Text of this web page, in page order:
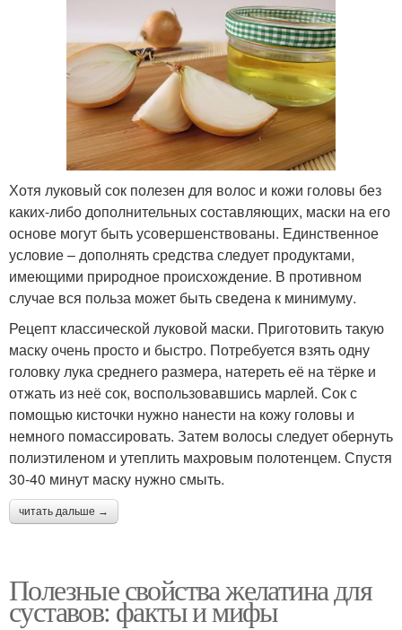
Хотя луковый сок полезен для волос и кожи головы без
каких-либо дополнительных составляющих, маски на его
основе могут быть усовершенствованы. Единственное
условие – дополнять средства следует продуктами,
имеющими природное происхождение. В противном
случае вся польза может быть сведена к минимуму.
Рецепт классической луковой маски. Приготовить такую
маску очень просто и быстро. Потребуется взять одну
головку лука среднего размера, натереть её на тёрке и
отжать из неё сок, воспользовавшись марлей. Сок с
помощью кисточки нужно нанести на кожу головы и
немного помассировать. Затем волосы следует обернуть
полиэтиленом и утеплить махровым полотенцем. Спустя
30-40 минут маску нужно смыть.
читать дальше →
Полезные свойства желатина для
суставов: факты и мифы